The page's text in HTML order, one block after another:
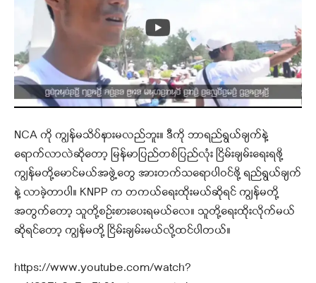
NCA ကို ကျွန်မသိပ်နားမလည်ဘူး။ ဒီကို ဘာရည်ရွယ်ချက်နဲ့
ရောက်လာလဲဆိုတော့ မြန်မာပြည်တစ်ပြည်လုံး ငြိမ်းချမ်းရေးရဖို့
ကျွန်မတို့မောင်မယ်အဖွဲ့တွေ အားတက်သရောပါဝင်ဖို့ ရည်ရွယ်ချက်
နဲ့ လာခဲ့တာပါ။ KNPP က တကယ်ရေးထိုးမယ်ဆိုရင် ကျွန်မတို့
အတွက်တော့ သူတို့စဉ်းစားပေးရမယ်လေ။ သူတို့ရေးထိုးလိုက်မယ်
ဆိုရင်တော့ ကျွန်မတို့ ငြိမ်းချမ်းမယ်လို့ထင်ပါတယ်။
https://www.youtube.com/watch?